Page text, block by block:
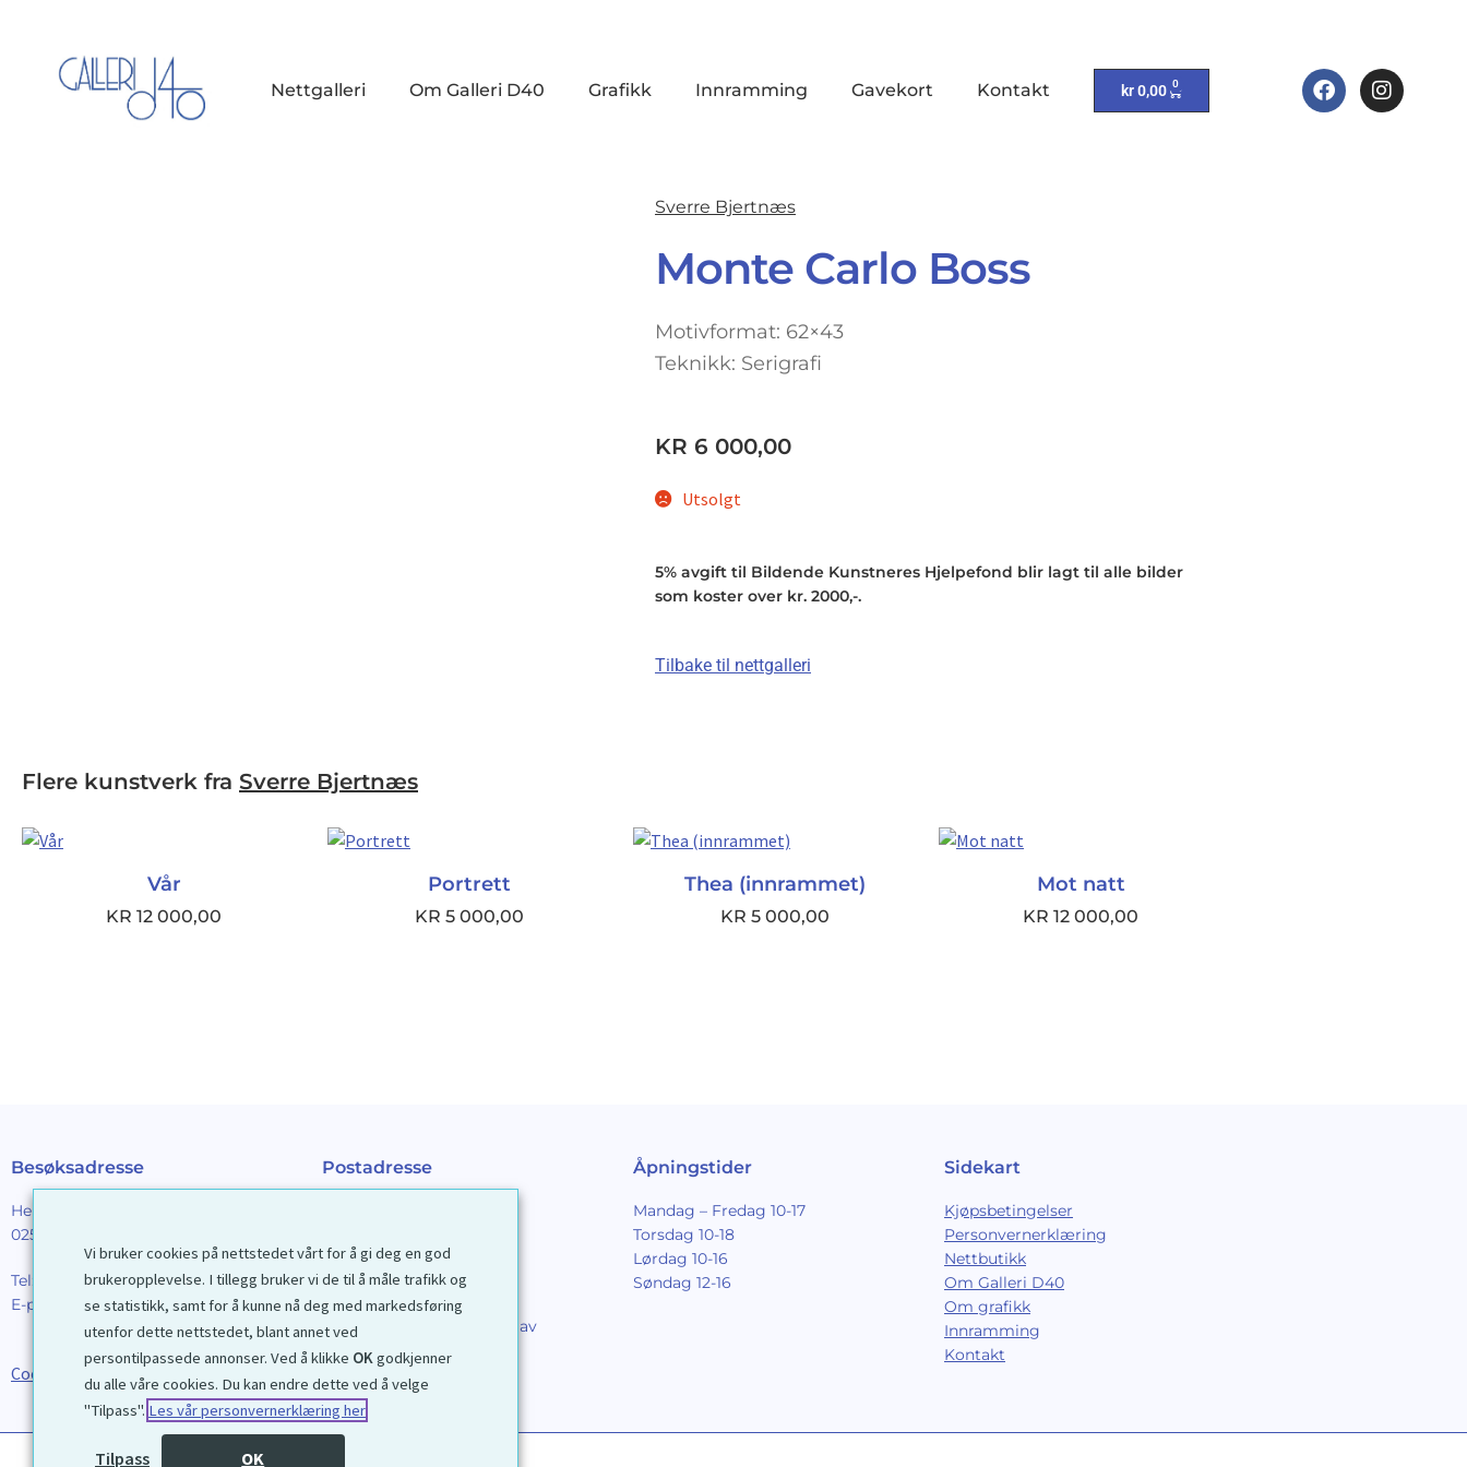
Nettgalleri Om Galleri D40 Grafikk Innramming Gavekort Kontakt kr0,00 0
Sverre Bjertnæs
Monte Carlo Boss
Motivformat: 62×43
Teknikk: Serigrafi
KR 6 000,00
Utsolgt
5% avgift til Bildende Kunstneres Hjelpefond blir lagt til alle bilder
som koster over kr. 2000,-.
Tilbake til nettgalleri
Flere kunstverk fra Sverre Bjertnæs
Vår
KR 12 000,00
Portrett
KR 5 000,00
Thea (innrammet)
KR 5 000,00
Mot natt
KR 12 000,00
Besøksadresse
Henrik Ibsens gt. 90
0255 Oslo
Tel:
22 44 85 86
E-post:
galleri@d40.no
Cookies
Postadresse
0201 Oslo
Mobilnummer til sporing av
forsendelser: 91924069
Åpningstider
Mandag – Fredag 10-17
Torsdag 10-18
Lørdag 10-16
Søndag 12-16
Sidekart
Kjøpsbetingelser
Personvernerklæring
Nettbutikk
Om Galleri D40
Om grafikk
Innramming
Kontakt
Vi bruker cookies på nettstedet vårt for å gi deg en god
brukeropplevelse. I tillegg bruker vi de til å måle trafikk og
se statistikk, samt for å kunne nå deg med markedsføring
utenfor dette nettstedet, blant annet ved
persontilpassede annonser. Ved å klikke OKgodkjenner
du alle våre cookies. Du kan endre dette ved å velge
"Tilpass". Les vår personvernerklæring her
Tilpass OK